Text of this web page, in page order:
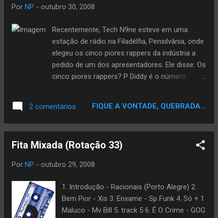
seus vídeos no programa. Fall Out Boy, Beyonce
confirmados para se apresentarem ao vivo.
Diddy, Ludacris, Mariah Carey e Snoop Dogg
também aparecerão durante a atração, que irá
ao ar no dia 16 de novembro. O programa será
apresentado por Carson Daly, apresentador
Central do Rap
Por NP - outubro 30, 2008
Recentemente, Tech N9ne esteve em uma
estação de rádio na Filadélfia, Pensilvânia, onde
elegeu os cinco piores rappers da indústria a
pedido de um dos apresentadores. Ele disse: Os
cinco piores rappers? P Diddy é o número
tem que sair fora. O último álbum dele vendeu
17.000 cópias. Isso é terrível. O veterano de
de álbuns vendidos de forma independente
precisa parar. O número dois é o Shawty Lo,
claro. Ele me dá enxaqueca. O número um é o
Soulja Boy. Quando perguntado sobre o porquê
de ter adicionado veteranos na lista, Tech N9ne
2 comentários FIQUE A VONTADE, QUEBRADA...
Fita Mixada (Rotação 33)
Por NP - outubro 29, 2008
1. Introdução - Racionais (Porto Alegre) 2.
Bem Pior - Xis 3. Enxame - Sp Funk 4. Só + 1
Maluco - Mv Bill 5. track 5 6. É O Crime - GOG